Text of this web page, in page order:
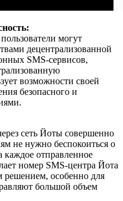
могут
децентрализованной
SMS-сервисов,
возможности своей
безопасного и
сеть Йоты совершенно
не нужно беспокоиться о
каждое отправленное
номер SMS-центра Йота
особенно для
большой объем